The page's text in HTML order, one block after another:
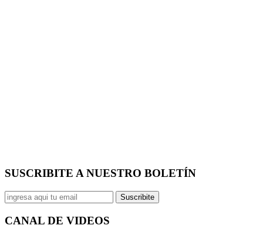
SUSCRIBITE A NUESTRO BOLETÍN
Suscribite
CANAL DE VIDEOS